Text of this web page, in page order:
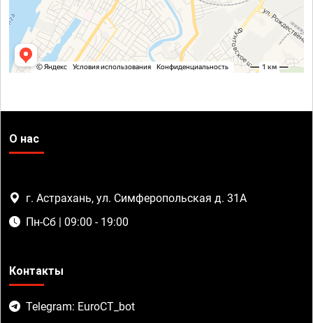
О нас
г. Астрахань, ул. Симферопольская д. 31А
Пн-Сб | 09:00 - 19:00
Контакты
Telegram: EuroCT_bot